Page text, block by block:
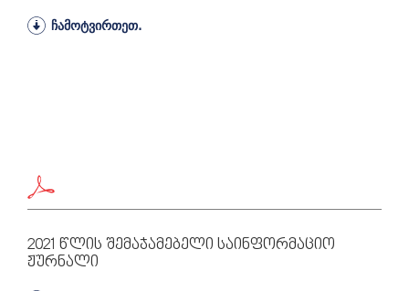
ჩამოტვირთეთ.
2021 Წლის Შემაჯამებელი Საინფორმაციო
Ჟურნალი